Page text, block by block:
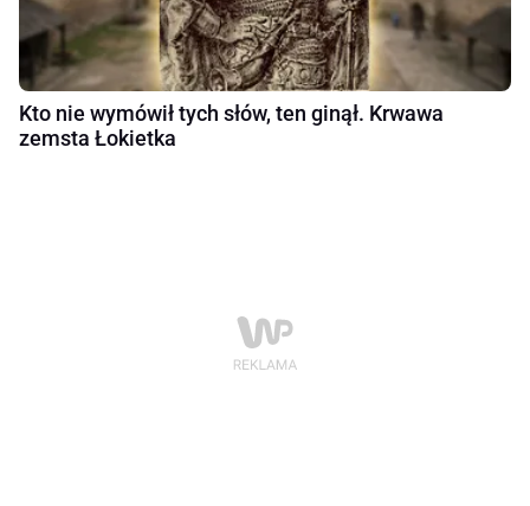
Kto nie wymówił tych słów, ten ginął. Krwawa
zemsta Łokietka